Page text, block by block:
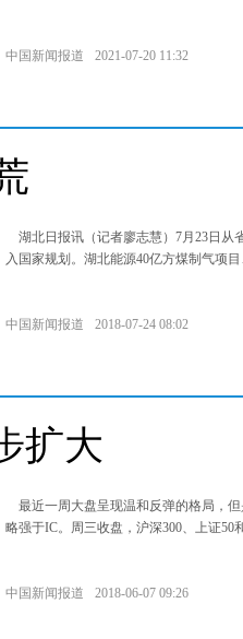
中国新闻报道 2021-07-20 11:32
湖北日报讯（记者廖志慧）7月23日从
入国家规划。湖北能源40亿方煤制气项
中国新闻报道 2018-07-24 08:02
扩大
最近一周大盘呈现温和反弹的格局，
略强于IC。周三收盘，沪深300、上证50
中国新闻报道 2018-06-07 09:26